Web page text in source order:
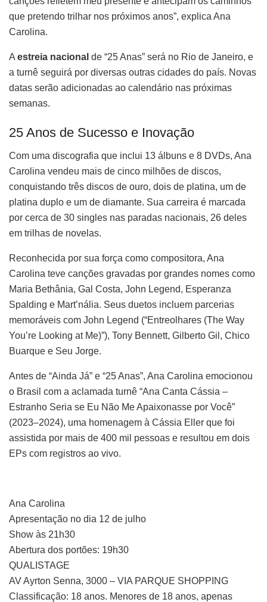
que pretendo trilhar nos próximos anos”, explica Ana
Carolina.
A estreia nacional de “25 Anas” será no Rio de Janeiro, e
a turnê seguirá por diversas outras cidades do país. Novas
datas serão adicionadas ao calendário nas próximas
semanas.
25 Anos de Sucesso e Inovação
Com uma discografia que inclui 13 álbuns e 8 DVDs, Ana
Carolina vendeu mais de cinco milhões de discos,
conquistando três discos de ouro, dois de platina, um de
platina duplo e um de diamante. Sua carreira é marcada
por cerca de 30 singles nas paradas nacionais, 26 deles
em trilhas de novelas.
Reconhecida por sua força como compositora, Ana
Carolina teve canções gravadas por grandes nomes como
Maria Bethânia, Gal Costa, John Legend, Esperanza
Spalding e Mart’nália. Seus duetos incluem parcerias
memoráveis com John Legend (“Entreolhares (The Way
You’re Looking at Me)”), Tony Bennett, Gilberto Gil, Chico
Buarque e Seu Jorge.
Antes de “Ainda Já” e “25 Anas”, Ana Carolina emocionou
o Brasil com a aclamada turnê “Ana Canta Cássia –
Estranho Seria se Eu Não Me Apaixonasse por Você”
(2023–2024), uma homenagem à Cássia Eller que foi
assistida por mais de 400 mil pessoas e resultou em dois
EPs com registros ao vivo.
Ana Carolina
Apresentação no dia 12 de julho
Show às 21h30
Abertura dos portões: 19h30
QUALISTAGE
AV Ayrton Senna, 3000 – VIA PARQUE SHOPPING
Classificação: 18 anos. Menores de 18 anos, apenas